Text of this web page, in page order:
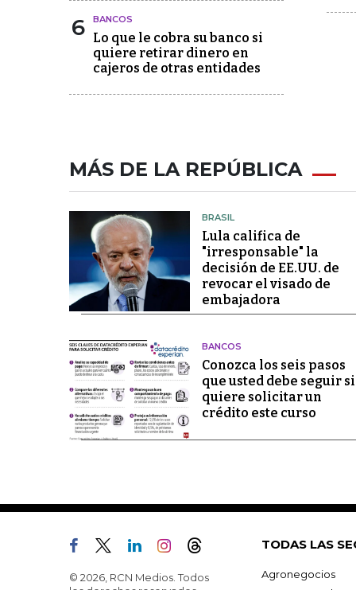
6 BANCOS
Lo que le cobra su banco si
quiere retirar dinero en
cajeros de otras entidades
MÁS DE LA REPÚBLICA
BRASIL
Lula califica de
"irresponsable" la
decisión de EE.UU. de
revocar el visado de
embajadora
BANCOS
Conozca los seis pasos
que usted debe seguir si
quiere solicitar un
crédito este curso
© 2026, RCN Medios. Todos
TODAS LAS
Agronegocios